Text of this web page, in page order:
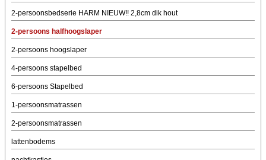
2-persoonsbedserie HARM NIEUW!! 2,8cm dik hout
2-persoons halfhoogslaper
2-persoons hoogslaper
4-persoons stapelbed
6-persoons Stapelbed
1-persoonsmatrassen
2-persoonsmatrassen
lattenbodems